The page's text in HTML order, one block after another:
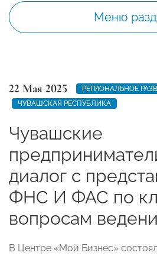
Меню
22 Мая 2025
РЕГИОНАЛЬНОЕ
ЧУВАШСКАЯ РЕСПУБЛИКА
Чувашские
диалог с
ФНС И ФАС по
вопросам
В Центре «Мой Бизнес»